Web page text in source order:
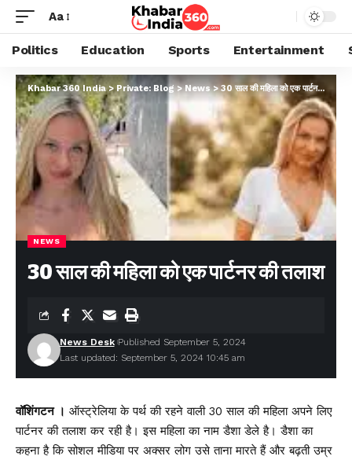
Aa
Politics Education Sports Entertainment
Khabar 360 India> Private: Blog>News>30 साल की महिला को एक पार्टनर की तलाश
NEWS
30 साल की महिला को एक पार्टनर की तलाश
Last updated: September 5, 2024 10:45 am
News Desk Published September 5, 2024
वॉशिंगटन । ऑस्ट्रेलिया के पर्थ की रहने वाली 30 साल की महिला अपने लिए
पार्टनर की तलाश कर रही है। इस महिला का नाम डैशा डेले है। डैशा का
कहना है कि सोशल मीडिया पर अक्सर लोग उसे ताना मारते हैं और बढ़ती उम्र